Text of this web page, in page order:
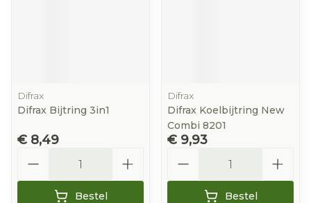
Difrax
Difrax Bijtring 3in1
€ 8,49
Bestel
Difrax
Difrax Koelbijtring New
Combi 8201
€ 9,93
Bestel